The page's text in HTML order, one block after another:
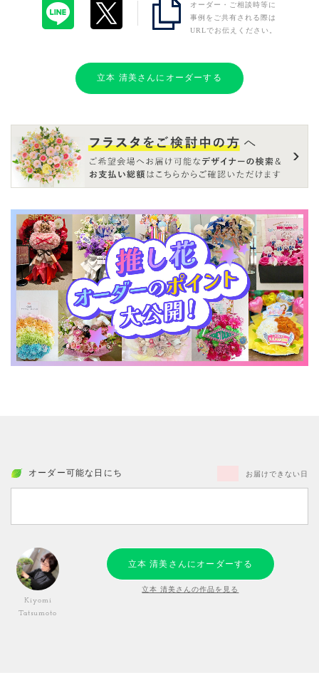
オーダー・ご相談時等に
事例をご共有される際は
URLでお伝えください。
立本 清美さんにオーダーする
オーダー可能な日にち お届けできない日
Kiyomi
Tatsumoto
立本 清美さんにオーダーする
立本 清美さんの作品を見る